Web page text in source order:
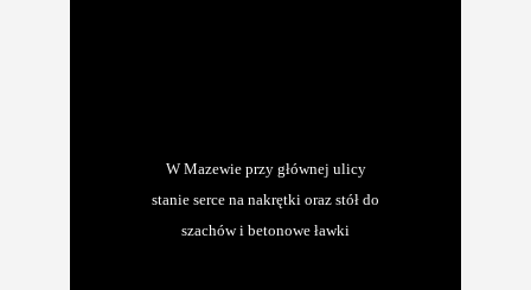
W Mazewie przy głównej ulicy
stanie serce na nakrętki oraz stół do
szachów i betonowe ławki